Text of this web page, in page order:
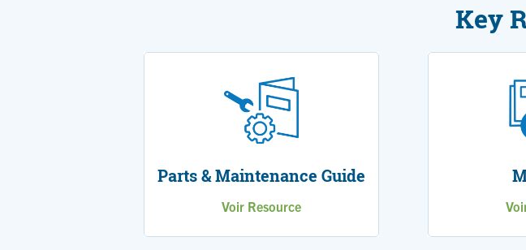
Key
Parts & Maintenance Guide
Voir Resource